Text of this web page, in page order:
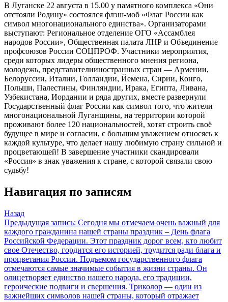
В Луганске 22 августа в 15.00 у памятного комплекса «Они
отстояли Родину» состоялся флэш-моб «Флаг России как
символ многонационального единства». Организаторами
выступают: Региональное отделение ОГО «Ассамблея
народов России», Общественная палата ЛНР и Объединение
профсоюзов России СОЦПРОФ. Участники мероприятия,
среди которых лидеры общественного мнения региона,
молодежь, представителииностранных стран — Армении,
Белоруссии, Италии, Голландии, Йемена, Сирии, Конго,
Польши, Палестины, Финляндии, Ирака, Египта, Ливана,
Узбекистана, Иордании и ряда других, вместе развернули
Государственный флаг России как символ того, что жители
многонациональной Луганщины, на территории которой
проживают более 120 национальностей, хотят строить своё
будущее в мире и согласии, с большим уважением относясь к
каждой культуре, что делает нашу любимую страну сильной и
процветающей! В завершение участники скандировали
«Россия» в знак уважения к стране, с которой связали свою
судьбу!
Навигация по записям
Назад
Предыдущая запись: Сегодня мы отмечаем очень важный для
каждого гражданина нашей страны праздник – День флага
Российской Федерации. Этот праздник дорог всем, кто любит
свое Отечество, гордится его историей, трудится ради блага и
процветания России. Подъемом государственного флага
отмечаются самые значимые события в жизни страны. Он
олицетворяет единство нашего народа, его традиции,
героические подвиги и свершения. Триколор — один из
важнейших символов нашей страны, который отражает